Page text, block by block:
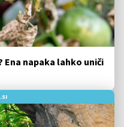
Ena napaka lahko uniči